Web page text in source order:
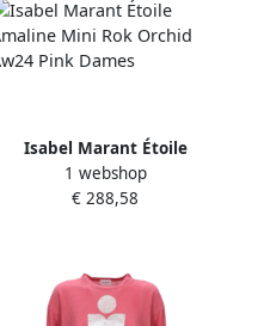
Isabel Marant Étoile
Amaline Mini Rok Orchid
Aw24 Pink Dames
1 webshop
€ 288,58